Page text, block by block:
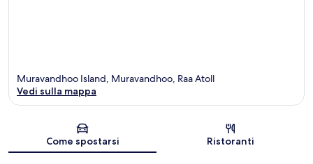
Muravandhoo Island, Muravandhoo, Raa Atoll
Vedi sulla mappa
Come spostarsi Ristoranti